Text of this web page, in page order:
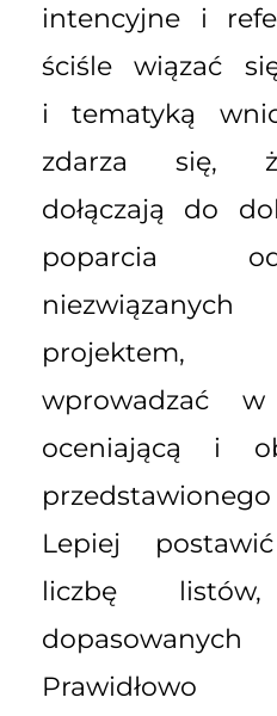
intencyjne i
ściśle wiązać
i tematyką
zdarza się,
dołączają do
poparcia
wprowadzać
oceniającą i
Lepiej
liczbę
Prawidłowo